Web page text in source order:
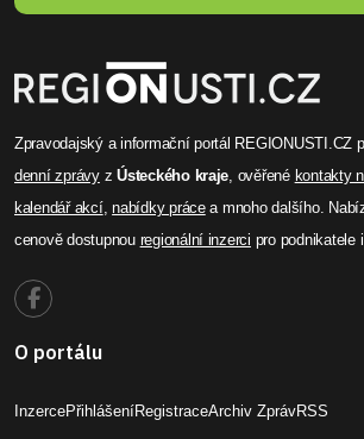
Zpravodajský a informační portál REGIONUSTI.CZ
denní zprávyzÚsteckého kraje , ověřené kontakty
kalendář akcí,nabídky prácea mnoho dalšího.
cenově dostupnou regionální inzerci pro podnikatele
O portálu
InzercePřihlášeníRegistraceArchiv ZprávRSS